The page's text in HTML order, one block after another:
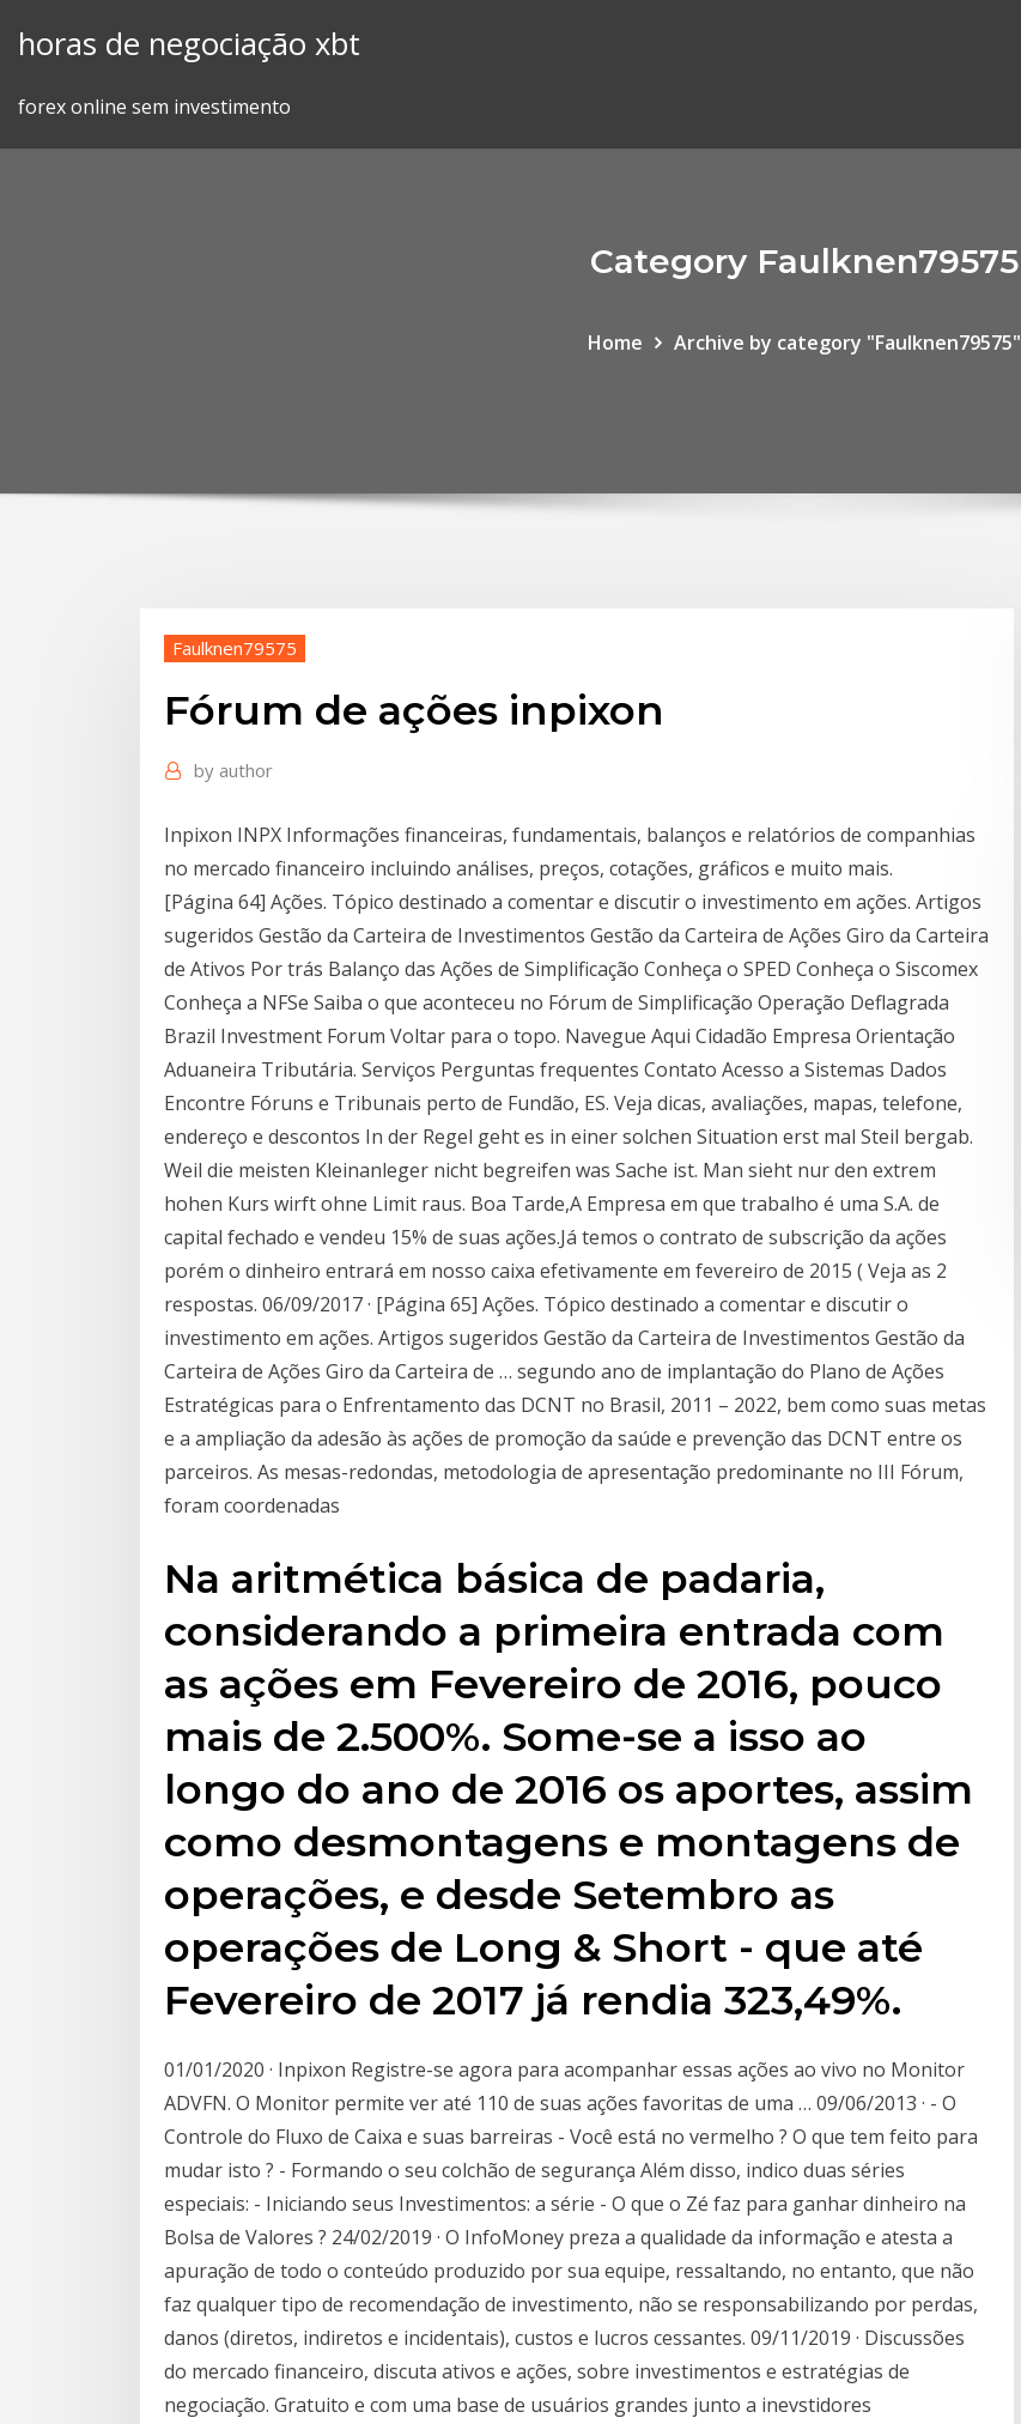
horas de negociação xbt
forex online sem investimento
Category Faulknen79575
Home Archive by category "Faulknen79575"
Faulknen79575
Fórum de ações inpixon
by author
Inpixon INPX Informações financeiras, fundamentais, balanços e relatórios de companhias
no mercado financeiro incluindo análises, preços, cotações, gráficos e muito mais.
[Página 64] Ações. Tópico destinado a comentar e discutir o investimento em ações. Artigos
sugeridos Gestão da Carteira de Investimentos Gestão da Carteira de Ações Giro da Carteira
de Ativos Por trás Balanço das Ações de Simplificação Conheça o SPED Conheça o Siscomex
Conheça a NFSe Saiba o que aconteceu no Fórum de Simplificação Operação Deflagrada
Brazil Investment Forum Voltar para o topo. Navegue Aqui Cidadão Empresa Orientação
Aduaneira Tributária. Serviços Perguntas frequentes Contato Acesso a Sistemas Dados
Encontre Fóruns e Tribunais perto de Fundão, ES. Veja dicas, avaliações, mapas, telefone,
endereço e descontos In der Regel geht es in einer solchen Situation erst mal Steil bergab.
Weil die meisten Kleinanleger nicht begreifen was Sache ist. Man sieht nur den extrem
hohen Kurs wirft ohne Limit raus. Boa Tarde,A Empresa em que trabalho é uma S.A. de
capital fechado e vendeu 15% de suas ações.Já temos o contrato de subscrição da ações
porém o dinheiro entrará em nosso caixa efetivamente em fevereiro de 2015 ( Veja as 2
respostas. 06/09/2017 · [Página 65] Ações. Tópico destinado a comentar e discutir o
investimento em ações. Artigos sugeridos Gestão da Carteira de Investimentos Gestão da
Carteira de Ações Giro da Carteira de … segundo ano de implantação do Plano de Ações
Estratégicas para o Enfrentamento das DCNT no Brasil, 2011 – 2022, bem como suas metas
e a ampliação da adesão às ações de promoção da saúde e prevenção das DCNT entre os
parceiros. As mesas-redondas, metodologia de apresentação predominante no III Fórum,
foram coordenadas
Na aritmética básica de padaria,
considerando a primeira entrada com
as ações em Fevereiro de 2016, pouco
mais de 2.500%. Some-se a isso ao
longo do ano de 2016 os aportes, assim
como desmontagens e montagens de
operações, e desde Setembro as
operações de Long & Short - que até
Fevereiro de 2017 já rendia 323,49%.
01/01/2020 · Inpixon Registre-se agora para acompanhar essas ações ao vivo no Monitor
ADVFN. O Monitor permite ver até 110 de suas ações favoritas de uma … 09/06/2013 · - O
Controle do Fluxo de Caixa e suas barreiras - Você está no vermelho ? O que tem feito para
mudar isto ? - Formando o seu colchão de segurança Além disso, indico duas séries
especiais: - Iniciando seus Investimentos: a série - O que o Zé faz para ganhar dinheiro na
Bolsa de Valores ? 24/02/2019 · O InfoMoney preza a qualidade da informação e atesta a
apuração de todo o conteúdo produzido por sua equipe, ressaltando, no entanto, que não
faz qualquer tipo de recomendação de investimento, não se responsabilizando por perdas,
danos (diretos, indiretos e incidentais), custos e lucros cessantes. 09/11/2019 · Discussões
do mercado financeiro, discuta ativos e ações, sobre investimentos e estratégias de
negociação. Gratuito e com uma base de usuários grandes junto a inevstidores